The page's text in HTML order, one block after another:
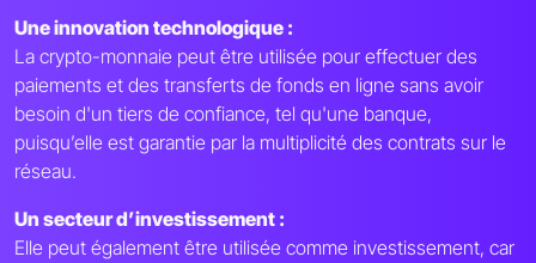
Une innovation technologique :
La crypto-monnaie peut être utilisée pour effectuer des
paiements et des transferts de fonds en ligne sans avoir
besoin d'un tiers de confiance, tel qu'une banque,
puisqu’elle est garantie par la multiplicité des contrats sur le
réseau.
Un secteur d’investissement :
Elle peut également être utilisée comme investissement, car